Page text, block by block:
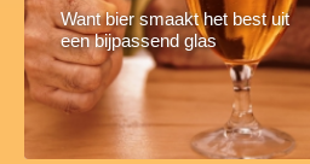
Want bier smaakt het best uit
een bijpassend glas